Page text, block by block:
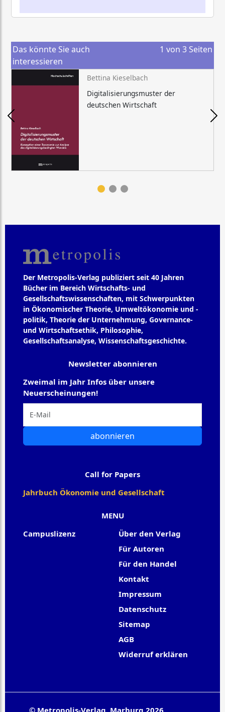
Das könnte Sie auch
interessieren
1 von 3 Seiten
Bettina Kieselbach
Digitalisierungsmuster der
deutschen Wirtschaft
Der Metropolis-Verlag publiziert seit 40 Jahren
Bücher im Bereich Wirtschafts- und
Gesellschaftswissenschaften, mit Schwerpunkten
in Ökonomischer Theorie, Umweltökonomie und -
politik, Theorie der Unternehmung, Governance-
und Wirtschaftsethik, Philosophie,
Gesellschaftsanalyse, Wissenschaftsgeschichte.
MENU
Campuslizenz
Über den Verlag
Für Autoren
Für den Handel
Kontakt
Impressum
Datenschutz
Sitemap
AGB
Widerruf erklären
Newsletter abonnieren
Zweimal im Jahr Infos über unsere
Neuerscheinungen!
abonnieren
Call for Papers
Jahrbuch Ökonomie und Gesellschaft
© Metropolis-Verlag, Marburg 2026